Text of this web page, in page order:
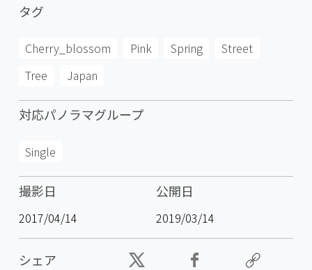
タグ
Cherry_blossom Pink Spring
Street
Tree
Japan
対応パノラマグループ
Single
撮影日
2017/04/14
公開日
2019/03/14
シェア